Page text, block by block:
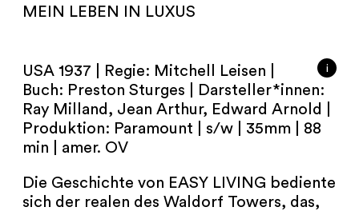
SERVICE
RESTAURIERUNG
KONTAKT
NEWSLETTER
MEIN LEBEN IN LUXUS
i
USA 1937 | Regie: Mitchell Leisen |
Buch: Preston Sturges | Darsteller*innen:
Ray Milland, Jean Arthur, Edward Arnold |
Produktion: Paramount | s/w | 35mm | 88
min | amer. OV
Die Geschichte von EASY LIVING bediente
sich der realen des Waldorf Towers, das,